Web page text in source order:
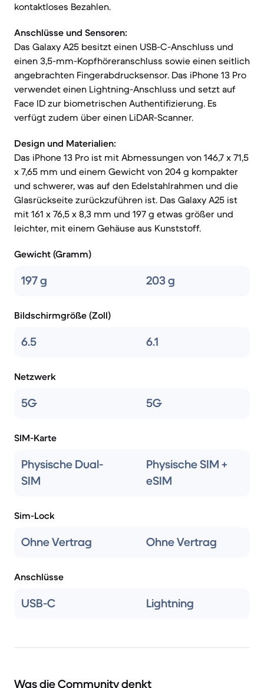
kontaktloses Bezahlen.
Anschlüsse und Sensoren:
Das Galaxy A25 besitzt einen USB-C-Anschluss und
einen 3,5-mm-Kopfhöreranschluss sowie einen seitlich
angebrachten Fingerabdrucksensor. Das iPhone 13 Pro
verwendet einen Lightning-Anschluss und setzt auf
Face ID zur biometrischen Authentifizierung. Es
verfügt zudem über einen LiDAR-Scanner.
Design und Materialien:
Das iPhone 13 Pro ist mit Abmessungen von 146,7 x 71,5
x 7,65 mm und einem Gewicht von 204 g kompakter
und schwerer, was auf den Edelstahlrahmen und die
Glasrückseite zurückzuführen ist. Das Galaxy A25 ist
mit 161 x 76,5 x 8,3 mm und 197 g etwas größer und
leichter, mit einem Gehäuse aus Kunststoff.
Gewicht (Gramm)
197 g 203 g
Bildschirmgröße (Zoll)
6.5 6.1
Netzwerk
5G 5G
SIM-Karte
Physische Dual-
SIM
Physische SIM +
eSIM
Sim-Lock
Ohne Vertrag Ohne Vertrag
Anschlüsse
USB-C Lightning
Was die Community denkt